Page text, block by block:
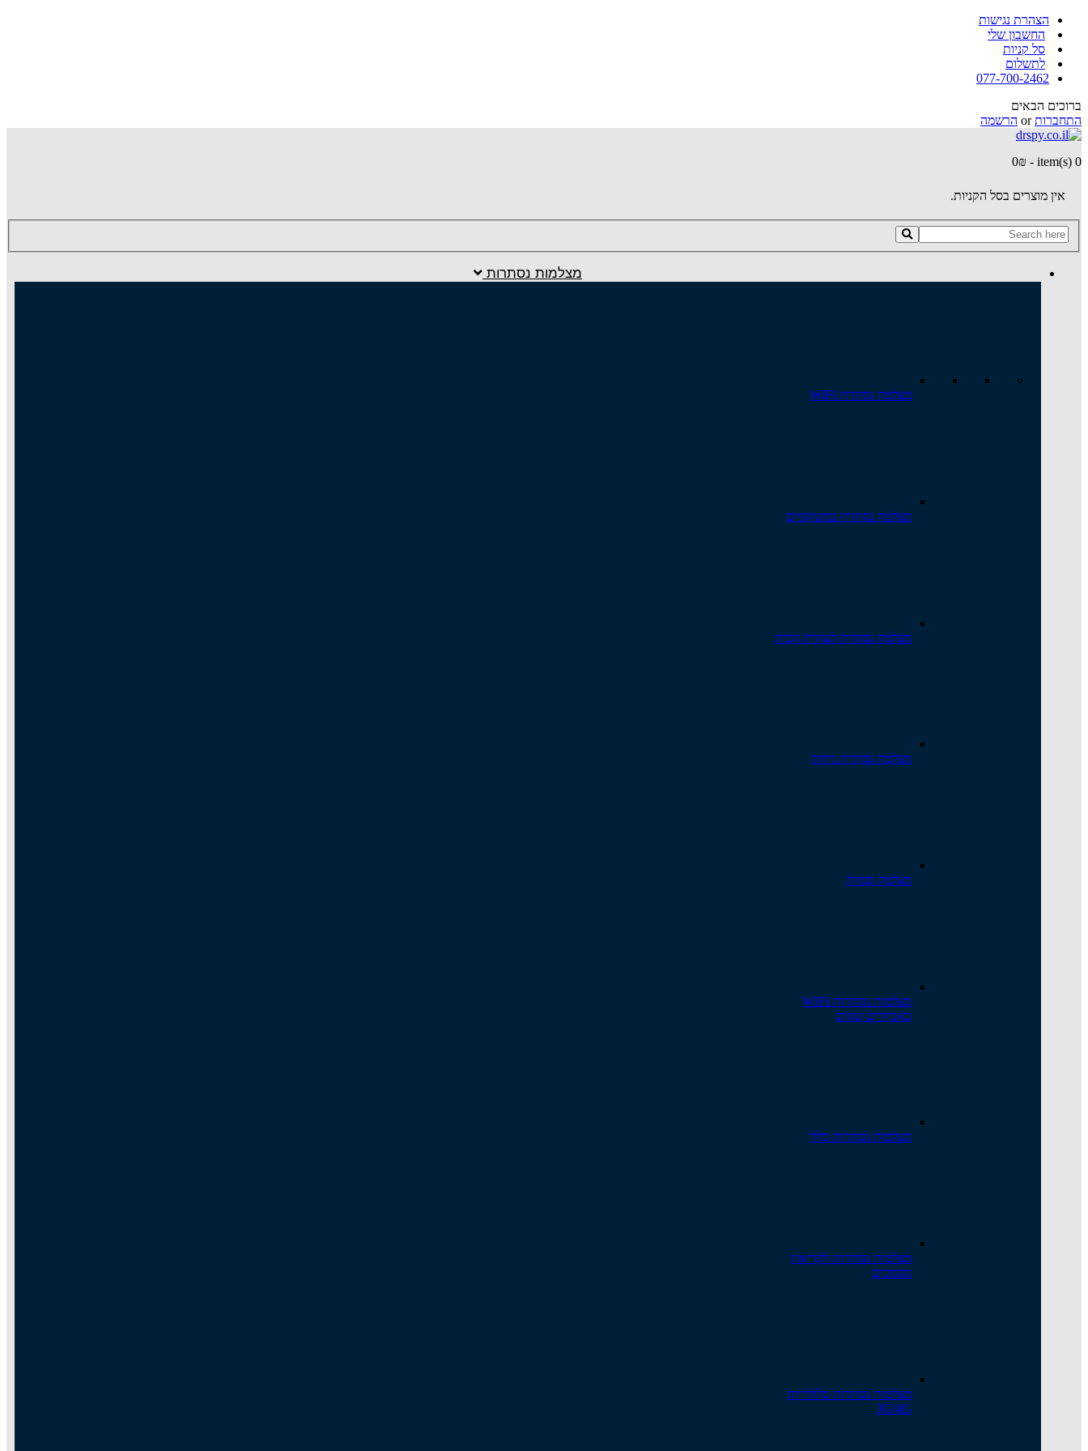
הצהרת נגישות
החשבון שלי
סל קניות
לתשלום
077-700-2462
ברוכים הבאים
התחברותor הרשמה
0 item(s)
-
0₪
אין מוצרים בסל הקניות.
מצלמות נסתרות
מצלמה נסתרת WIFI
מצלמה נסתרת במשקפיים
מצלמה נסתרת לעוזרת הבית
מצלמה נסתרת נייחת
מצלמה סמויה
מצלמות נסתרות WIFI
באביזרים שונים
מצלמות נסתרות כללי
מצלמות נסתרות לקריאת
מסמכים
מצלמות נסתרות סלולריות
3G/4G